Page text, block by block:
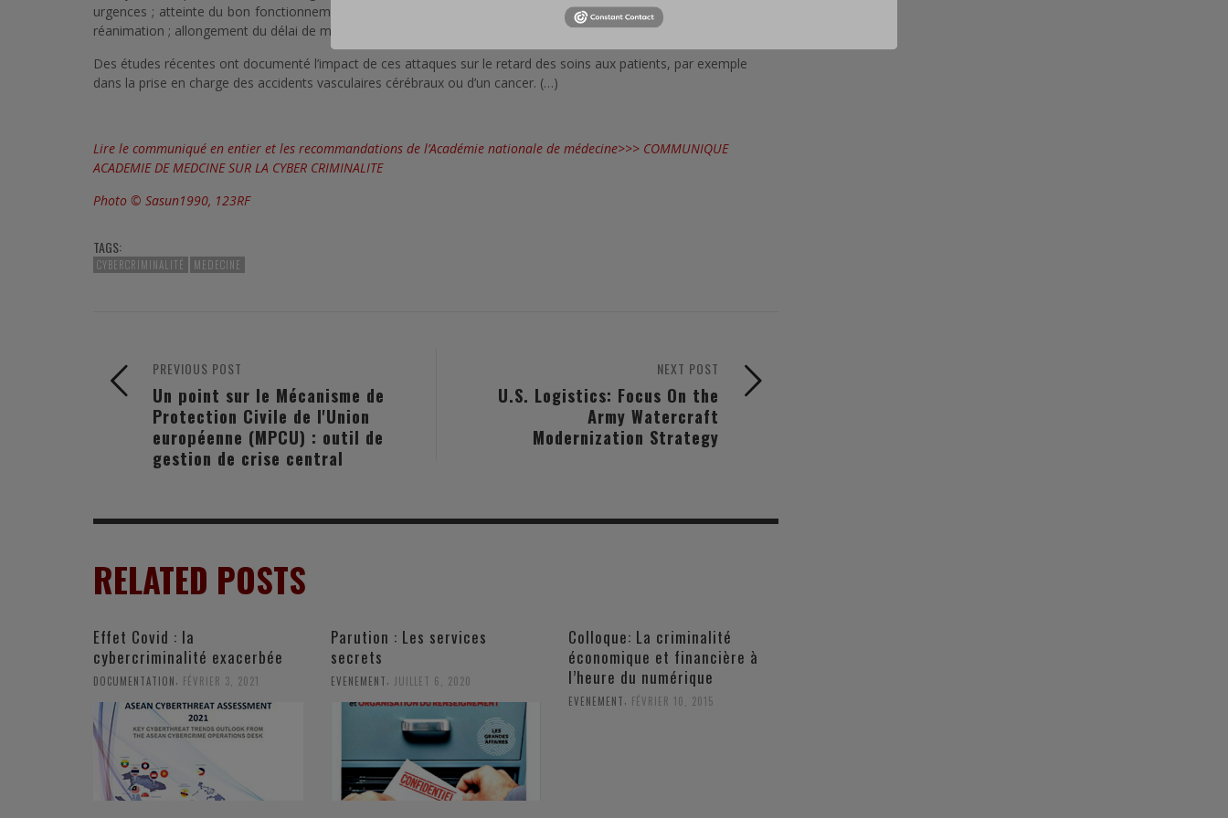
urgences ; atteinte du bon fonctionnement de dispositifs d’assistance vitale, par exemple au bloc opératoire ou en
réanimation ; allongement du délai de mise en œuvre de certaines procédures diagnostiques ou thérapeutiques.
Des études récentes ont documenté l’impact de ces attaques sur le retard des soins aux patients, par exemple
dans la prise en charge des accidents vasculaires cérébraux ou d’un cancer. (…)
Lire le communiqué en entier et les recommandations de l’Académie nationale de médecine>>> COMMUNIQUE
ACADEMIE DE MEDCINE SUR LA CYBER CRIMINALITE
Photo © Sasun1990, 123RF
TAGS:
CYBERCRIMINALITÉ MEDECINE
NEXT POST
U.S. Logistics: Focus On the
Army Watercraft
Modernization Strategy
PREVIOUS POST
Un point sur le Mécanisme de
Protection Civile de l'Union
européenne (MPCU) : outil de
gestion de crise central
RELATED POSTS
Effet Covid : la
cybercriminalité exacerbée
DOCUMENTATION, FÉVRIER 3, 2021
Parution : Les services
secrets
EVENEMENT, JUILLET 6, 2020
Colloque: La criminalité
économique et financière à
l’heure du numérique
EVENEMENT, FÉVRIER 10, 2015